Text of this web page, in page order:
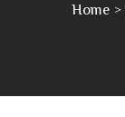
Home